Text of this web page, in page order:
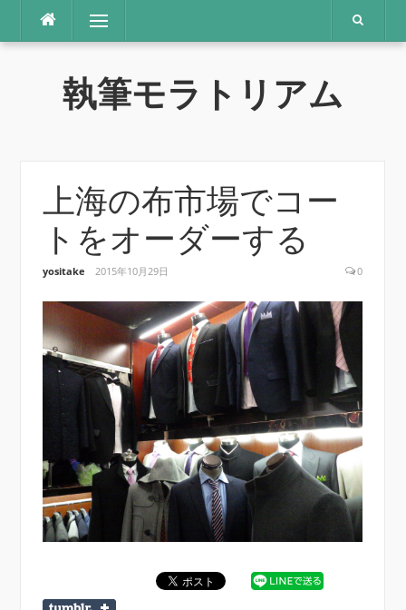
テ
メニュー
執筆モラトリアム
上海の布市場でコー
トをオーダーする
yositake 2015年10月29日 0